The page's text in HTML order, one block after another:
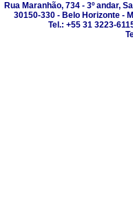
Rua Maranhão, 734 - 3º andar,
30150-330 - Belo Horizonte -
Tel.: +55 31 3223-